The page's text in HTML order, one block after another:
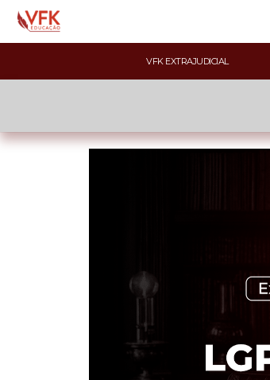
VFK EXTRAJUDICIAL